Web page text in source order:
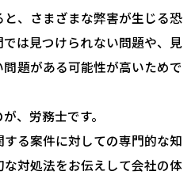
て
、さまざまな弊害が生じる恐
は見つけられない問題や、見
題がある可能性が高いためで
、労務士です。
る案件に対しての専門的な知
対処法をお伝えして会社の体